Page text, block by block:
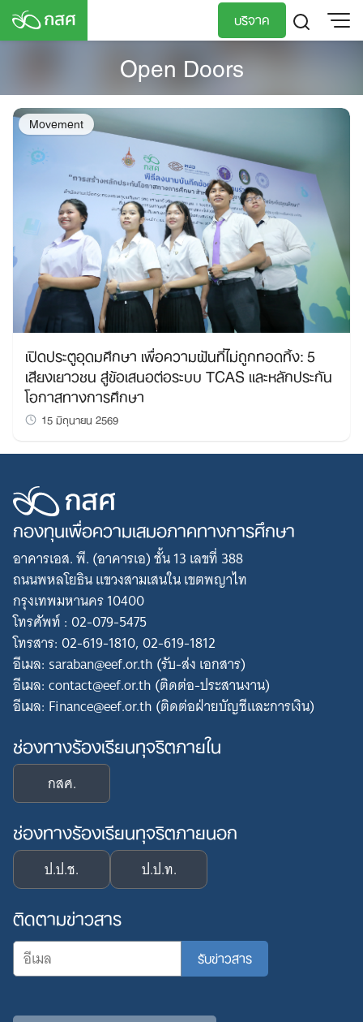
Skip
บริจาค
Open Doors
Movement
เปิดประตูอุดมศึกษา เพื่อความฝันที่ไม่ถูกทอดทิ้ง: 5
เสียงเยาวชน สู่ข้อเสนอต่อระบบ TCAS และหลักประกัน
โอกาสทางการศึกษา
15 มิถุนายน 2569
กองทุนเพื่อความเสมอภาคทางการศึกษา
อาคารเอส. พี. (อาคารเอ) ชั้น 13 เลขที่ 388
ถนนพหลโยธิน แขวงสามเสนใน เขตพญาไท
กรุงเทพมหานคร 10400
โทรศัพท์ : 02-079-5475
โทรสาร: 02-619-1810, 02-619-1812
อีเมล: saraban@eef.or.th (รับ-ส่ง เอกสาร)
อีเมล: contact@eef.or.th (ติดต่อ-ประสานงาน)
อีเมล: Finance@eef.or.th (ติดต่อฝ่ายบัญชีและการเงิน)
ช่องทางร้องเรียนทุจริตภายใน
กสศ.
ช่องทางร้องเรียนทุจริตภายนอก
ป.ป.ช. ป.ป.ท.
ติดตามข่าวสาร